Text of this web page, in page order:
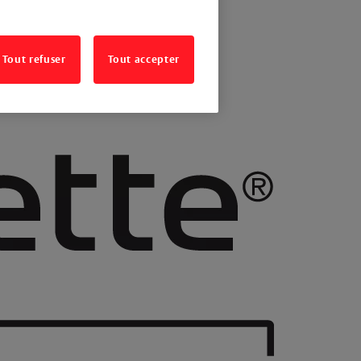
Tout refuser Tout accepter